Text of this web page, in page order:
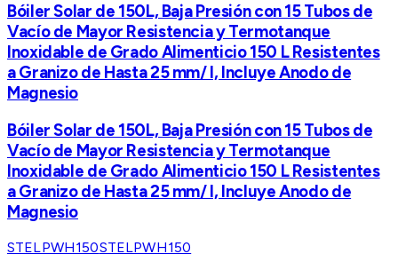
Bóiler Solar de 150L, Baja Presión con 15 Tubos de
Vacío de Mayor Resistencia y Termotanque
Inoxidable de Grado Alimenticio 150 L Resistentes
a Granizo de Hasta 25 mm/ l, Incluye Anodo de
Magnesio
Bóiler Solar de 150L, Baja Presión con 15 Tubos de
Vacío de Mayor Resistencia y Termotanque
Inoxidable de Grado Alimenticio 150 L Resistentes
a Granizo de Hasta 25 mm/ l, Incluye Anodo de
Magnesio
STELPWH150STELPWH150